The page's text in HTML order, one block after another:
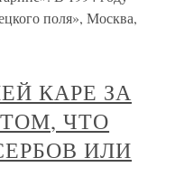
поля», Москва,
КАРЕ ЗА
ЧТО
ИЛИ